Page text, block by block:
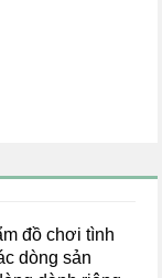
đồ chơi tình
dòng sản